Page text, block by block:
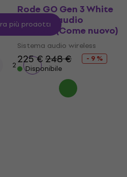
Rode GO Gen 3 White
Sistema audio
wireless (Come nuovo)
Sistema audio wireless
225 €248 €
- 9 %
Disponibile
più prodotti
2